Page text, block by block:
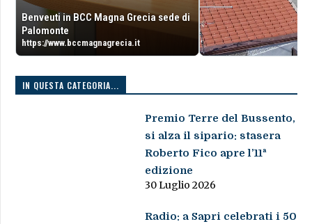
Benveuti in BCC Magna Grecia sede di
Palomonte
https://www.bccmagnagrecia.it
IN QUESTA CATEGORIA...
Premio Terre del Bussento,
si alza il sipario: stasera
Roberto Fico apre l’11ª
edizione
30 Luglio 2026
Radio: a Sapri celebrati i 50